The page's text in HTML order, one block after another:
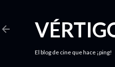
El blog de cine que hace ¡ping!